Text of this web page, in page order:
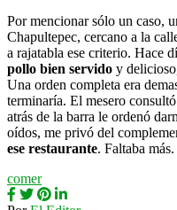
Por mencionar sólo un caso,
Chapultepec, cercano a la
a rajatabla ese criterio. Hace
pollo bien servido y
Una orden completa era
terminaría. El mesero
atrás de la barra le ordenó
oídos, me privó del
ese restaurante. Faltaba más.
comer